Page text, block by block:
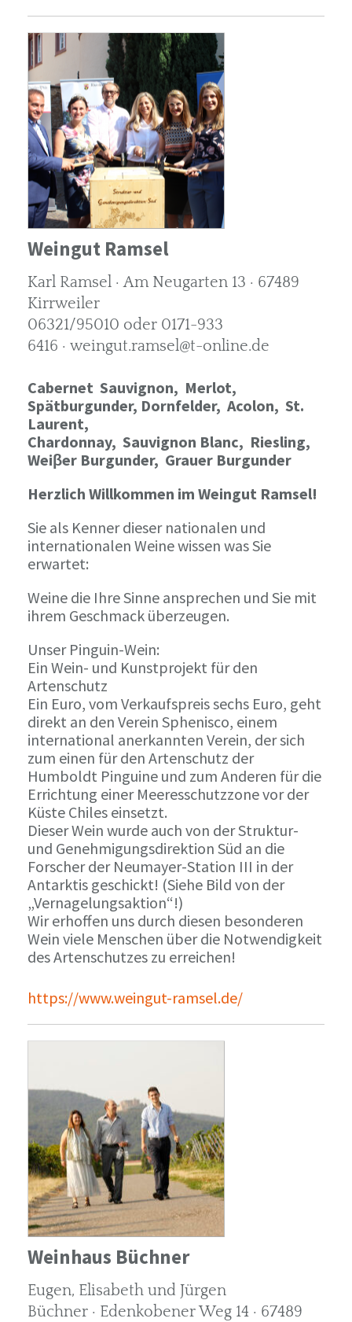
Weingut Ramsel
Karl Ramsel · Am Neugarten 13 · 67489
Kirrweiler
06321/95010 oder 0171-933
6416 · weingut.ramsel@t-online.de
Cabernet Sauvignon, Merlot,
Spätburgunder, Dornfelder, Acolon, St.
Laurent,
Chardonnay, Sauvignon Blanc, Riesling,
Weiβer Burgunder, Grauer Burgunder
Herzlich Willkommen im Weingut Ramsel!
Sie als Kenner dieser nationalen und
internationalen Weine wissen was Sie
erwartet:
Weine die Ihre Sinne ansprechen und Sie mit
ihrem Geschmack überzeugen.
Unser Pinguin-Wein:
Ein Wein- und Kunstprojekt für den
Artenschutz
Ein Euro, vom Verkaufspreis sechs Euro, geht
direkt an den Verein Sphenisco, einem
international anerkannten Verein, der sich
zum einen für den Artenschutz der
Humboldt Pinguine und zum Anderen für die
Errichtung einer Meeresschutzzone vor der
Küste Chiles einsetzt.
Dieser Wein wurde auch von der Struktur-
und Genehmigungsdirektion Süd an die
Forscher der Neumayer-Station III in der
Antarktis geschickt! (Siehe Bild von der
„Vernagelungsaktion“!)
Wir erhoffen uns durch diesen besonderen
Wein viele Menschen über die Notwendigkeit
des Artenschutzes zu erreichen!
https://www.weingut-ramsel.de/
Weinhaus Büchner
Eugen, Elisabeth und Jürgen
Büchner · Edenkobener Weg 14 · 67489